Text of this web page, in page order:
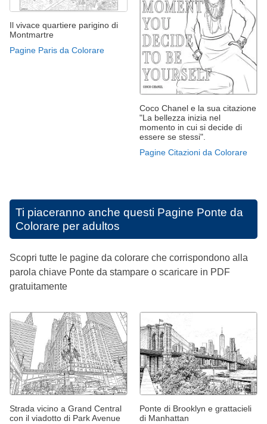
Il vivace quartiere parigino di
Montmartre
Pagine Paris da Colorare
Coco Chanel e la sua citazione
"La bellezza inizia nel
momento in cui si decide di
essere se stessi".
Pagine Citazioni da Colorare
Ti piaceranno anche questi Pagine Ponte da
Colorare per adultos
Scopri tutte le pagine da colorare che corrispondono alla
parola chiave Ponte da stampare o scaricare in PDF
gratuitamente
Strada vicino a Grand Central
con il viadotto di Park Avenue
Ponte di Brooklyn e grattacieli
di Manhattan